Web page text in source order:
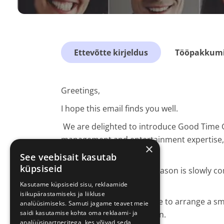
Ettevõtte kirjeldus
Greetings,
I hope this email finds you well.
We are delighted to introduce Good
management and entertainment
industry.
Since the 2023 summer season is slowly
2024 summer season.
In that spirit, we would like to arrange a
options for the new season.
×
See veebisait kasutab
küpsiseid
Kasutame küpsiseid sisu, reklaamide
isikupärastamiseks ja liikluse
analüüsimiseks. Samuti jagame teavet meie
saidi kasutamise kohta oma reklaami- ja
analüüsipartneritega, kes võivad seda